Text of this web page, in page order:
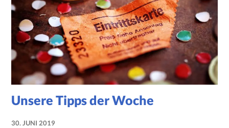
Unsere Tipps der Woche
30. JUNI 2019